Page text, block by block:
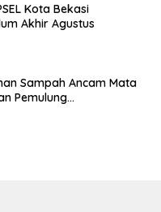
Kota Bekasi
Akhir Agustus
Sampah Ancam Mata
Pemulung